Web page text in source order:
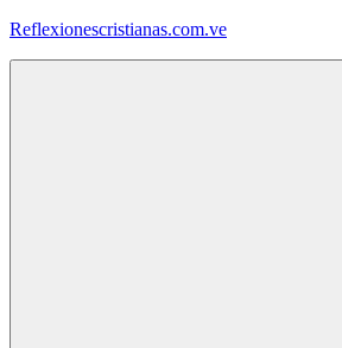
Saltar
Reflexionescristianas.com.ve